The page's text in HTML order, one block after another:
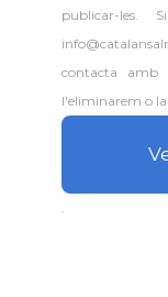
publicar-les.
contacta amb
l'eliminarem o